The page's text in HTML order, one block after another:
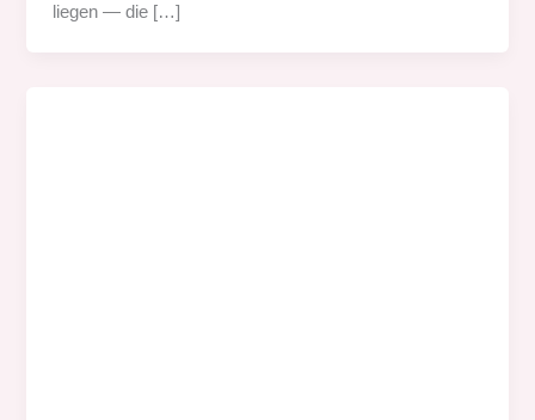
liegen — die […]